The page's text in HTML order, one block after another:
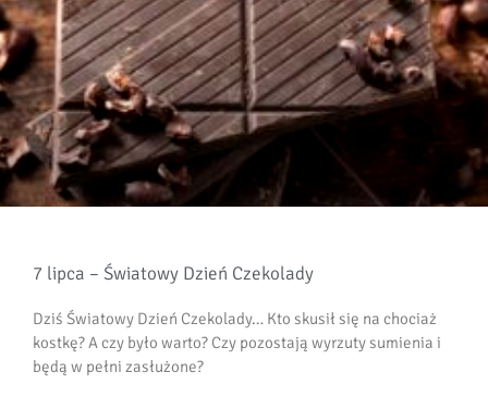
7 lipca – Światowy Dzień Czekolady
Dziś Światowy Dzień Czekolady… Kto skusił się na chociaż
kostkę? A czy było warto? Czy pozostają wyrzuty sumienia i
będą w pełni zasłużone?